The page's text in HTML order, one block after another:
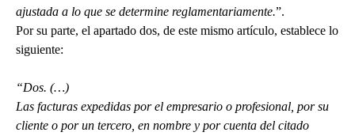
ajustada a lo que se determine reglamentariamente.”.
Por su parte, el apartado dos, de este mismo artículo, establece lo
siguiente:
“Dos. (…)
Las facturas expedidas por el empresario o profesional, por su
cliente o por un tercero, en nombre y por cuenta del citado